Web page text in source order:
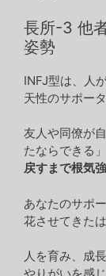
長所-3 他
姿勢
INFJ型は、人
天性のサポータ
友人や同僚が
たならできる
戻すまで根気
あなたのサポ
花させてきたは
人を育み、成